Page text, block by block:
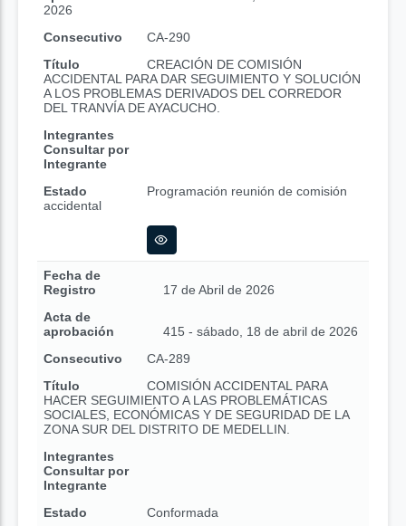
2026
Consecutivo
CA-290
Título
CREACIÓN DE COMISIÓN
ACCIDENTAL PARA DAR SEGUIMIENTO Y SOLUCIÓN
A LOS PROBLEMAS DERIVADOS DEL CORREDOR
DEL TRANVÍA DE AYACUCHO.
Integrantes
Consultar por
Integrante
Estado
Programación reunión de comisión
accidental
Fecha de
Registro
17 de Abril de 2026
Acta de
aprobación
415 - sábado, 18 de abril de 2026
Consecutivo
CA-289
Título
COMISIÓN ACCIDENTAL PARA
HACER SEGUIMIENTO A LAS PROBLEMÁTICAS
SOCIALES, ECONÓMICAS Y DE SEGURIDAD DE LA
ZONA SUR DEL DISTRITO DE MEDELLIN.
Integrantes
Consultar por
Integrante
Estado
Conformada